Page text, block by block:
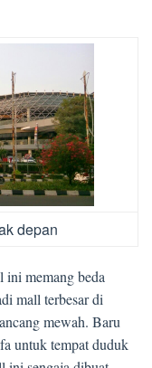
depan
memang beda
mall terbesar di
mewah. Baru
untuk tempat duduk